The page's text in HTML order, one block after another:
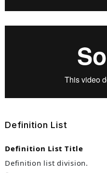
Definition List
Definition List Title
Definition list division.